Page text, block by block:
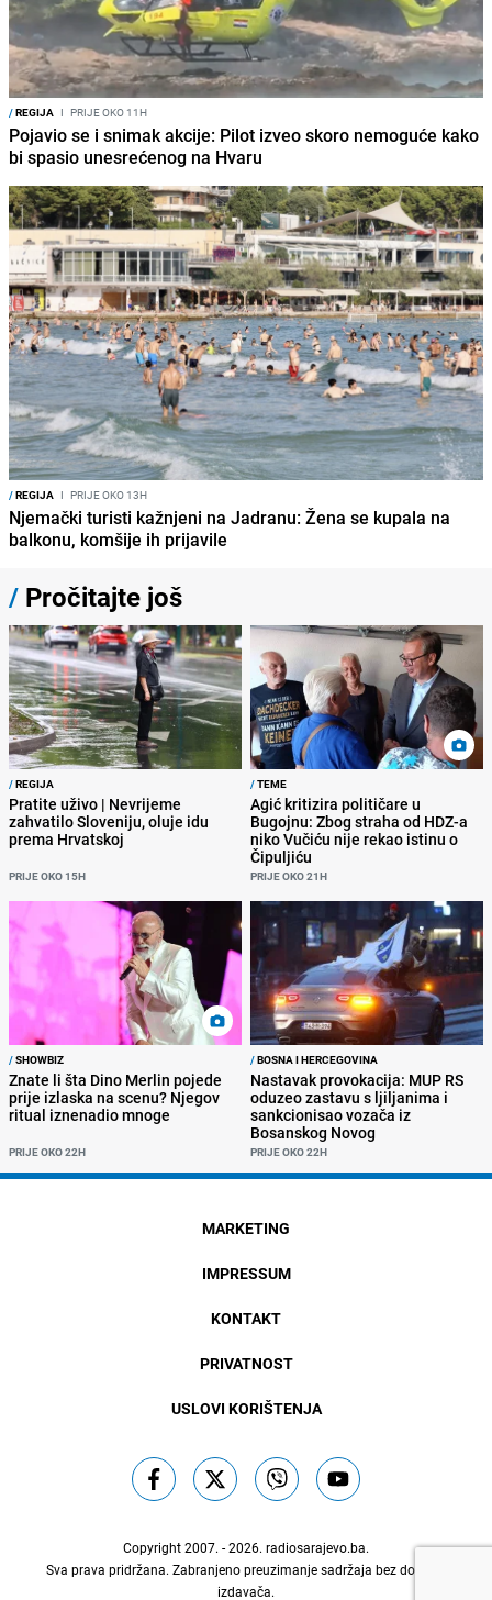
/REGIJA I PRIJE OKO 11H
Pojavio se i snimak akcije: Pilot izveo skoro nemoguće kako
bi spasio unesrećenog na Hvaru
/REGIJA I PRIJE OKO 13H
Njemački turisti kažnjeni na Jadranu: Žena se kupala na
balkonu, komšije ih prijavile
/ Pročitajte još
/REGIJA
Pratite uživo | Nevrijeme
zahvatilo Sloveniju, oluje idu
prema Hrvatskoj
PRIJE OKO 15H
/TEME
Agić kritizira političare u
Bugojnu: Zbog straha od HDZ-a
niko Vučiću nije rekao istinu o
Čipuljiću
PRIJE OKO 21H
/SHOWBIZ
Znate li šta Dino Merlin pojede
prije izlaska na scenu? Njegov
ritual iznenadio mnoge
PRIJE OKO 22H
/BOSNA I HERCEGOVINA
Nastavak provokacija: MUP RS
oduzeo zastavu s ljiljanima i
sankcionisao vozača iz
Bosanskog Novog
PRIJE OKO 22H
MARKETING
IMPRESSUM
KONTAKT
PRIVATNOST
USLOVI KORIŠTENJA
Copyright 2007. - 2026. radiosarajevo.ba.
Sva prava pridržana. Zabranjeno preuzimanje sadržaja bez dozvole
izdavača.